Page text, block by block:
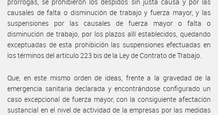
causales de falta o disminución de trabajo y fuerza mayor, y las
suspensiones por las causales de fuerza mayor o falta o
disminución de trabajo, por los plazos allí establecidos, quedando
exceptuadas de esta prohibición las suspensiones efectuadas en
los términos del artículo 223 bis de la Ley de Contrato de Trabajo.
Que, en este mismo orden de ideas, frente a la gravedad de la
emergencia sanitaria declarada y encontrándose configurado un
caso excepcional de fuerza mayor, con la consiguiente afectación
sustancial en el nivel de actividad de la empresas por las medidas